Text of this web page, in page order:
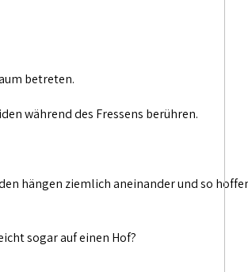
betreten.
während des Fressens berühren.
hängen ziemlich aneinander und so
sogar auf einen Hof?